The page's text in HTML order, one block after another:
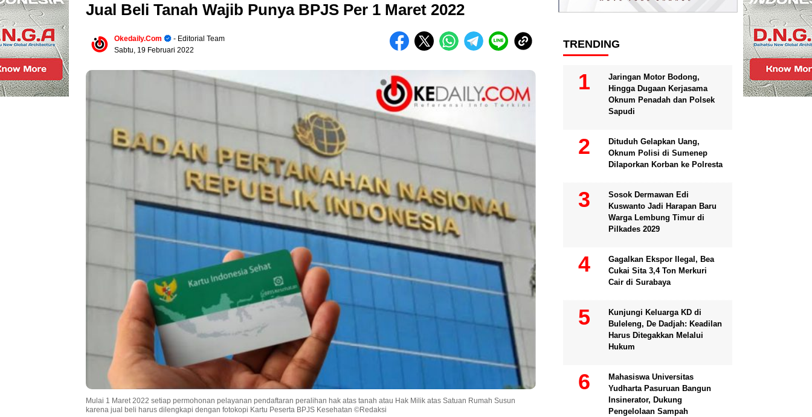
Jual Beli Tanah Wajib Punya BPJS Per 1 Maret 2022
Okedaily.com
- Editorial Team
Sabtu, 19 Februari 2022
Mulai 1 Maret 2022 setiap permohonan pelayanan pendaftaran peralihan hak atas tanah atau Hak Milik atas Satuan Rumah Susun
karena jual beli harus dilengkapi dengan fotokopi Kartu Peserta BPJS Kesehatan ©Redaksi
TRENDING
Jaringan Motor Bodong,
Hingga Dugaan Kerjasama
Oknum Penadah dan Polsek
Sapudi
Dituduh Gelapkan Uang,
Oknum Polisi di Sumenep
Dilaporkan Korban ke Polresta
Sosok Dermawan Edi
Kuswanto Jadi Harapan Baru
Warga Lembung Timur di
Pilkades 2029
Gagalkan Ekspor Ilegal, Bea
Cukai Sita 3,4 Ton Merkuri
Cair di Surabaya
Kunjungi Keluarga KD di
Buleleng, De Dadjah: Keadilan
Harus Ditegakkan Melalui
Hukum
Mahasiswa Universitas
Yudharta Pasuruan Bangun
Insinerator, Dukung
Pengelolaan Sampah